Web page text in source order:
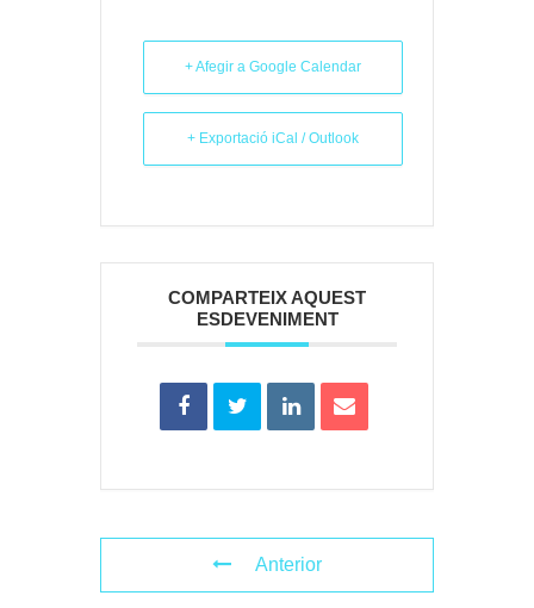
+ Afegir a Google Calendar
+ Exportació iCal / Outlook
COMPARTEIX AQUEST
ESDEVENIMENT
Anterior